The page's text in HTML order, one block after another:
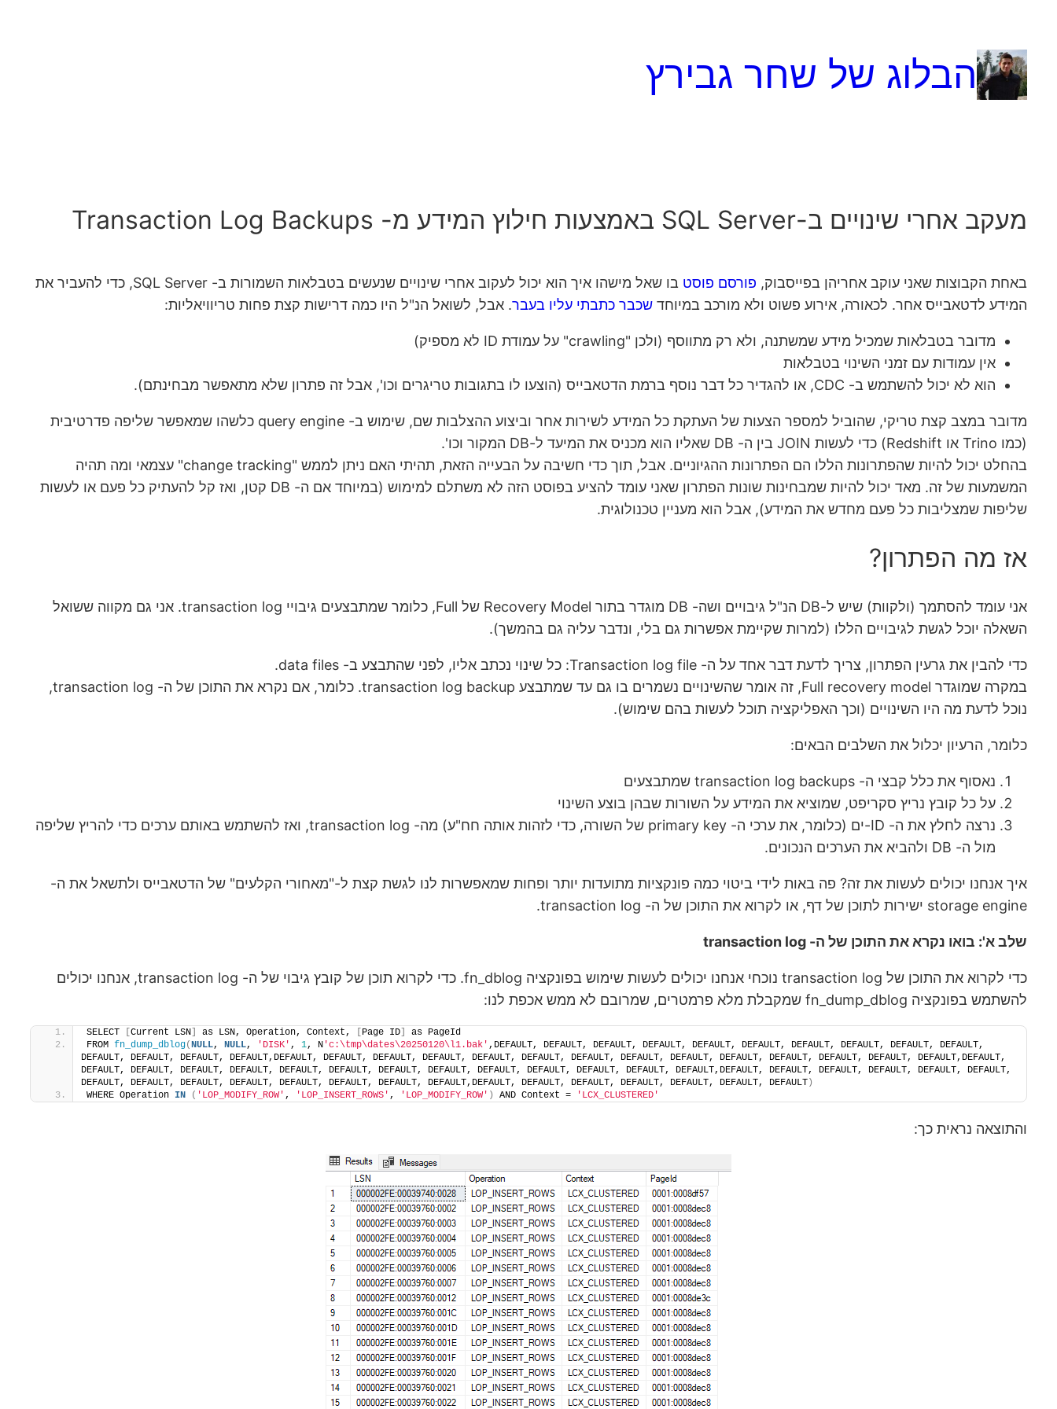
הבלוג של שחר גבירץ
מעקב אחרי שינויים ב-SQL Server באמצעות חילוץ המידע מ- Transaction Log Backups
באחת הקבוצות שאני עוקב אחריהן בפייסבוק, פורסם פוסט
בו שאל מישהו איך הוא יכול לעקוב אחרי שינויים שנעשים בטבלאות השמורות ב- SQL Server, כדי להעביר את
המידע לדטאבייס אחר. לכאורה, אירוע פשוט ולא מורכב במיוחד שכבר כתבתי עליו בעבר. אבל, לשואל הנ"ל היו כמה דרישות קצת פחות טריוויאליות:
מדובר בטבלאות שמכיל מידע שמשתנה, ולא רק מתווסף (ולכן "crawling" על עמודת ID לא מספיק)
אין עמודות עם זמני השינוי בטבלאות
הוא לא יכול להשתמש ב- CDC, או להגדיר כל דבר נוסף ברמת הדטאבייס (הוצעו לו בתגובות טריגרים וכו', אבל זה פתרון שלא מתאפשר מבחינתם).
מדובר במצב קצת טריקי, שהוביל למספר הצעות של העתקת כל המידע לשירות אחר וביצוע ההצלבות שם, שימוש ב- query engine כלשהו שמאפשר שליפה פדרטיבית
(כמו Trino או Redshift) כדי לעשות JOIN בין ה- DB שאליו הוא מכניס את המיעד ל-DB המקור וכו'.
בהחלט יכול להיות שהפתרונות הללו הם הפתרונות ההגיוניים. אבל, תוך כדי חשיבה על הבעייה הזאת, תהיתי האם ניתן לממש "change tracking" עצמאי ומה תהיה
המשמעות של זה. מאד יכול להיות שמבחינות שונות הפתרון שאני עומד להציע בפוסט הזה לא משתלם למימוש (במיוחד אם ה- DB קטן, ואז קל להעתיק כל פעם או לעשות
שליפות שמצליבות כל פעם מחדש את המידע), אבל הוא מעניין טכנולוגית.
אז מה הפתרון?
אני עומד להסתמך (ולקוות) שיש ל-DB הנ"ל גיבויים ושה- DB מוגדר בתור Recovery Model של Full, כלומר שמתבצעים גיבויי transaction log. אני גם מקווה ששואל
השאלה יוכל לגשת לגיבויים הללו (למרות שקיימת אפשרות גם בלי, ונדבר עליה גם בהמשך).
כדי להבין את גרעין הפתרון, צריך לדעת דבר אחד על ה- Transaction log file: כל שינוי נכתב אליו, לפני שהתבצע ב- data files.
במקרה שמוגדר Full recovery model, זה אומר שהשינויים נשמרים בו גם עד שמתבצע transaction log backup. כלומר, אם נקרא את התוכן של ה- transaction log,
נוכל לדעת מה היו השינויים (וכך האפליקציה תוכל לעשות בהם שימוש).
כלומר, הרעיון יכלול את השלבים הבאים:
נאסוף את כלל קבצי ה- transaction log backups שמתבצעים
על כל קובץ נריץ סקריפט, שמוציא את המידע על השורות שבהן בוצע השינוי
נרצה לחלץ את ה- ID-ים (כלומר, את ערכי ה- primary key של השורה, כדי לזהות אותה חח"ע) מה- transaction log, ואז להשתמש באותם ערכים כדי להריץ שליפה
מול ה- DB ולהביא את הערכים הנכונים.
איך אנחנו יכולים לעשות את זה? פה באות לידי ביטוי כמה פונקציות מתועדות יותר ופחות שמאפשרות לנו לגשת קצת ל-"מאחורי הקלעים" של הדטאבייס ולתשאל את ה-
storage engine ישירות לתוכן של דף, או לקרוא את התוכן של ה- transaction log.
שלב א': בואו נקרא את התוכן של ה- transaction log
כדי לקרוא את התוכן של transaction log נוכחי אנחנו יכולים לעשות שימוש בפונקציה fn_dblog. כדי לקרוא תוכן של קובץ גיבוי של ה- transaction log, אנחנו יכולים
להשתמש בפונקציה fn_dump_dblog שמקבלת מלא פרמטרים, שמרובם לא ממש אכפת לנו:
SELECT Current LSN as LSN, Operation, Context, Page ID
as PageId
FROM fn_dump_dblog(NULL, NULL, 'DISK' , 1, N 'c:\tmp\dates\20250120\l1.bak' ,DEFAULT, DEFAULT, DEFAULT, DEFAULT, DEFAULT, DEFAULT, DEFAULT, DEFAULT, DEFAULT, DEFAULT,
DEFAULT, DEFAULT, DEFAULT, DEFAULT,DEFAULT, DEFAULT, DEFAULT, DEFAULT, DEFAULT, DEFAULT, DEFAULT, DEFAULT, DEFAULT, DEFAULT, DEFAULT, DEFAULT, DEFAULT, DEFAULT,DEFAULT,
DEFAULT, DEFAULT, DEFAULT, DEFAULT, DEFAULT, DEFAULT, DEFAULT, DEFAULT, DEFAULT, DEFAULT, DEFAULT, DEFAULT, DEFAULT,DEFAULT, DEFAULT, DEFAULT, DEFAULT, DEFAULT, DEFAULT,
DEFAULT, DEFAULT, DEFAULT, DEFAULT, DEFAULT, DEFAULT, DEFAULT, DEFAULT,DEFAULT, DEFAULT, DEFAULT, DEFAULT, DEFAULT, DEFAULT, DEFAULT )
WHERE Operation IN ( 'LOP_MODIFY_ROW' , 'LOP_INSERT_ROWS' , 'LOP_MODIFY_ROW' ) AND Context = 'LCX_CLUSTERED'
והתוצאה נראית כך: